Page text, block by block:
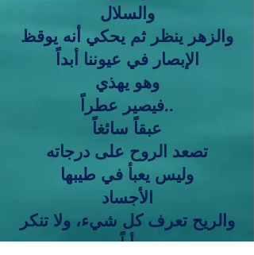
والسلال
والزهر ينظر ثم يحكي أنه يوقظ
الإبصار في عيوننا أبداً
وهو يهذي
فيصير عطراً..
عبقاً سائغاً
تصعد الروح على درجاته
وليس يعبأ في طيبها
الأجساد
والريح تعرف كل شيء، ولا تنكر
أياً